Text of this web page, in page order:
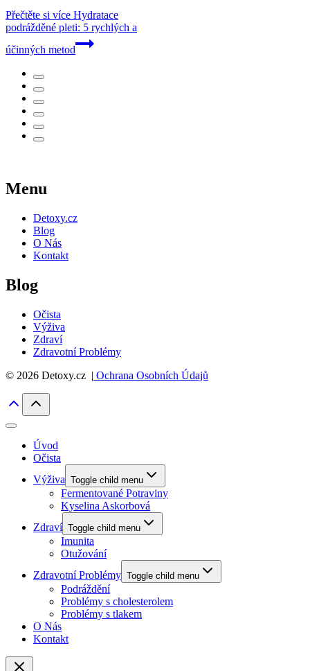
Přečtěte si více Hydratace
podrážděné pleti: 5 rychlých a
účinných metod
Menu
Detoxy.cz
Blog
O Nás
Kontakt
Blog
Očista
Výživa
Zdraví
Zdravotní Problémy
© 2026 Detoxy.cz | Ochrana Osobních Údajů
Úvod
Očista
Výživa Toggle child menu
Fermentované Potraviny
Kyselina Askorbová
Zdraví Toggle child menu
Imunita
Otužování
Zdravotní Problémy Toggle child menu
Podráždění
Problémy s cholesterolem
Problémy s tlakem
O Nás
Kontakt